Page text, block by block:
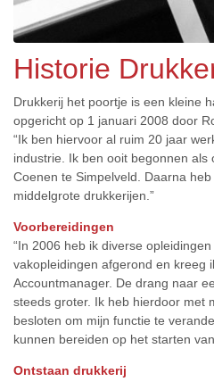
Historie
Drukkerij het poortje is een kleine
opgericht op 1 januari 2008 door
“Ik ben hiervoor al ruim 20 jaar
industrie. Ik ben ooit begonnen als
Coenen te Simpelveld. Daarna
middelgrote drukkerijen.”
Voorbereidingen
“In 2006 heb ik diverse
vakopleidingen afgerond en kreeg
Accountmanager. De drang naar
steeds groter. Ik heb hierdoor met
besloten om mijn functie te
kunnen bereiden op het starten
Ontstaan drukkerij